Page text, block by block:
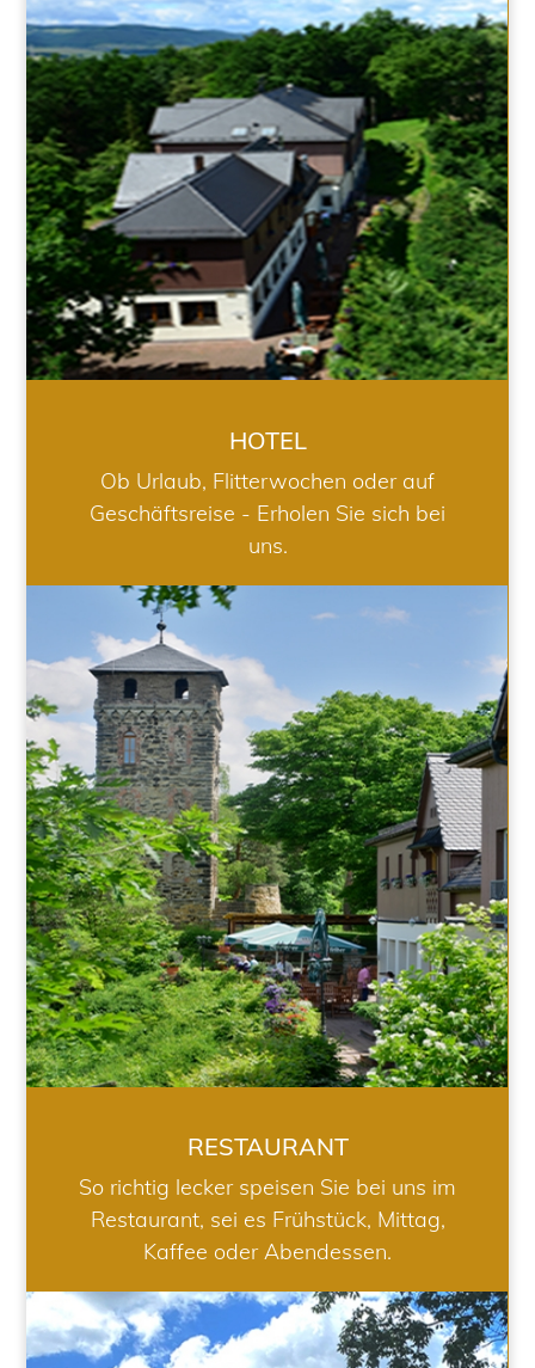
HOTEL
HOTEL
Ob Urlaub, Flitterwochen oder auf
Geschäftsreise - Erholen Sie sich bei
uns.
RESTAURANT
RESTAURANT
So richtig lecker speisen Sie bei uns im
Restaurant, sei es Frühstück, Mittag,
Kaffee oder Abendessen.